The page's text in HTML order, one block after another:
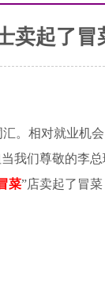
卖起了冒
。相对就业机
我们尊敬的李
菜”店卖起了冒